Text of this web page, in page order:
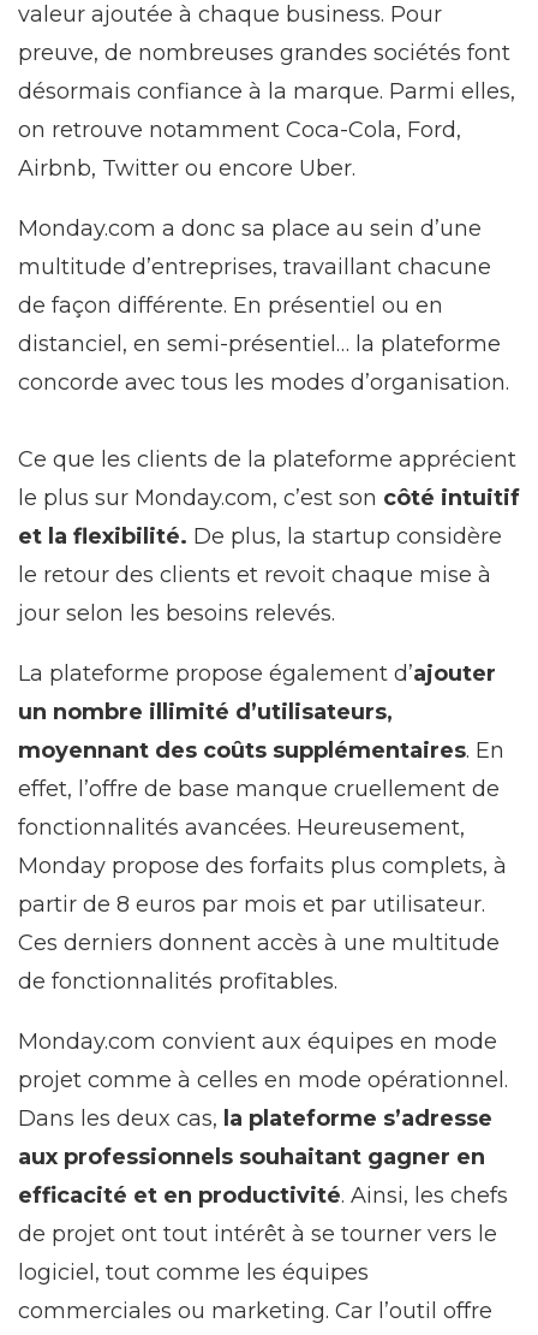
valeur ajoutée à chaque business. Pour
preuve, de nombreuses grandes sociétés font
désormais confiance à la marque. Parmi elles,
on retrouve notamment Coca-Cola, Ford,
Airbnb, Twitter ou encore Uber.
Monday.com a donc sa place au sein d’une
multitude d’entreprises, travaillant chacune
de façon différente. En présentiel ou en
distanciel, en semi-présentiel… la plateforme
concorde avec tous les modes d’organisation.
Ce que les clients de la plateforme apprécient
le plus sur Monday.com, c’est son côté intuitif
et la flexibilité. De plus, la startup considère
le retour des clients et revoit chaque mise à
jour selon les besoins relevés.
La plateforme propose également d’ajouter
un nombre illimité d’utilisateurs,
moyennant des coûts supplémentaires. En
effet, l’offre de base manque cruellement de
fonctionnalités avancées. Heureusement,
Monday propose des forfaits plus complets, à
partir de 8 euros par mois et par utilisateur.
Ces derniers donnent accès à une multitude
de fonctionnalités profitables.
Monday.com convient aux équipes en mode
projet comme à celles en mode opérationnel.
Dans les deux cas, la plateforme s’adresse
aux professionnels souhaitant gagner en
efficacité et en productivité. Ainsi, les chefs
de projet ont tout intérêt à se tourner vers le
logiciel, tout comme les équipes
commerciales ou marketing. Car l’outil offre